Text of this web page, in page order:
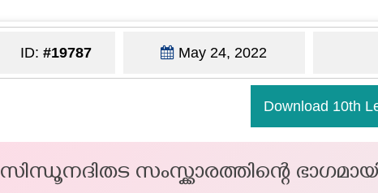
ID: #19787 May 24, 2022
Download 10th
സിന്ധൂനദിതട സംസ്ക്കാരത്തിന്റെ